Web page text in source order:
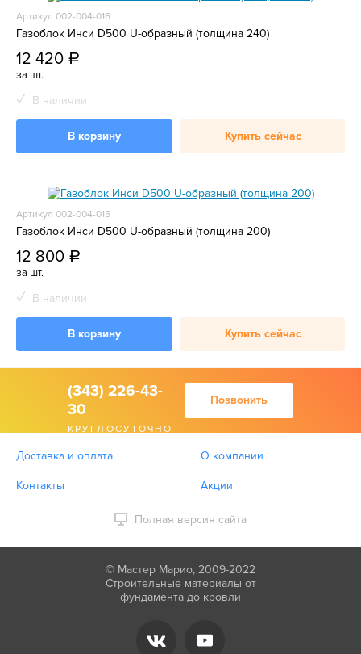
Артикул 002-004-016
Газоблок Инси D500 U-образный (толщина 240)
12 420 a
за шт.
В наличии
В корзину Купить сейчас
Артикул 002-004-015
Газоблок Инси D500 U-образный (толщина 200)
12 800 a
за шт.
В наличии
В корзину Купить сейчас
(343) 226-43-
30
КРУГЛОСУТОЧНО
Позвонить
Доставка и оплата О компании
Контакты Акции
Полная версия сайта
© Мастер Марио, 2009-2022
Строительные материалы от
фундамента до кровли